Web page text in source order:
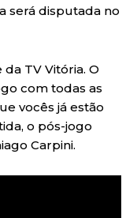
será disputada no
TV Vitória. O
com todas as
vocês já estão
o pós-jogo
Carpini.